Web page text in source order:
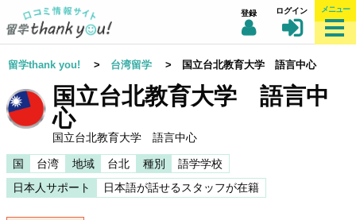
登録 ログイン メニュー
留学thank you! > 台湾留学 > 国立台北教育大学 語言中心
国立台北教育大学 語言中
心
国立台北教育大学 語言中心
国 台湾 地域 台北 種別
語学学校
日本人サポート
日本語が話せるスタッフが在籍